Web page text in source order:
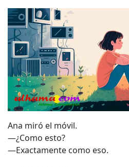
Ana miró el móvil.
—¿Como esto?
—Exactamente como eso.